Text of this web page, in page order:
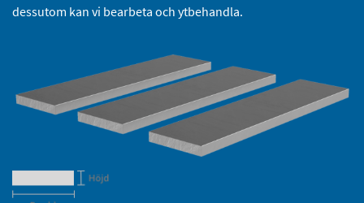
dessutom kan vi bearbeta och ytbehandla.